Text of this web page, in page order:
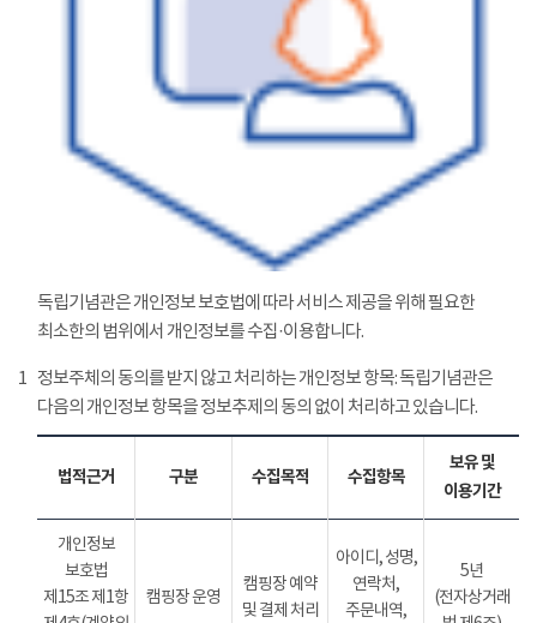
독립기념관은 개인정보 보호법에 따라 서비스 제공을 위해 필요한
최소한의 범위에서 개인정보를 수집·이용합니다.
1 정보주체의 동의를 받지 않고 처리하는 개인정보 항목: 독립기념관은
다음의 개인정보 항목을 정보추제의 동의 없이 처리하고 있습니다.
법적근거 구분 수집목적 수집항목
보유 및
이용기간
개인정보
보호법
제15조 제1항
캠핑장 운영
캠핑장 예약
및 결제 처리
아이디, 성명,
연락처,
주문내역,
5년
(전자상거래